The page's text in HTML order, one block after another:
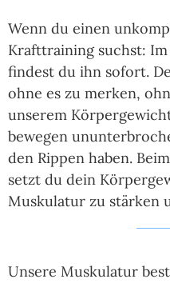
Wenn du einen
Krafttraining suchst:
findest du ihn sofort.
ohne es zu merken,
unserem
bewegen
den Rippen haben.
setzt du dein
Muskulatur zu stärken
Unsere Muskulatur